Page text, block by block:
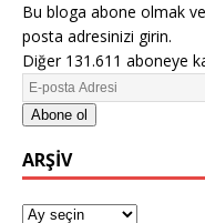
Bu bloga abone olmak
posta adresinizi girin.
Diğer 131.611 aboneye
Abone ol
ARŞIV